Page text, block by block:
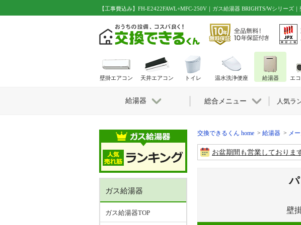
【工事費込み】FH-E2422FAWL+MFC-250V｜ガス給湯器 BRIGHTS/Wシリーズ
交換できるくん home 給湯器 メ
お盆期間も営業しておりま
壁
ガス給湯器
ガス給湯器TOP
壁掛エアコン 天井エアコン トイレ 温水洗浄便座 給湯器 エ
給湯器 総合メニュー 人気ラ